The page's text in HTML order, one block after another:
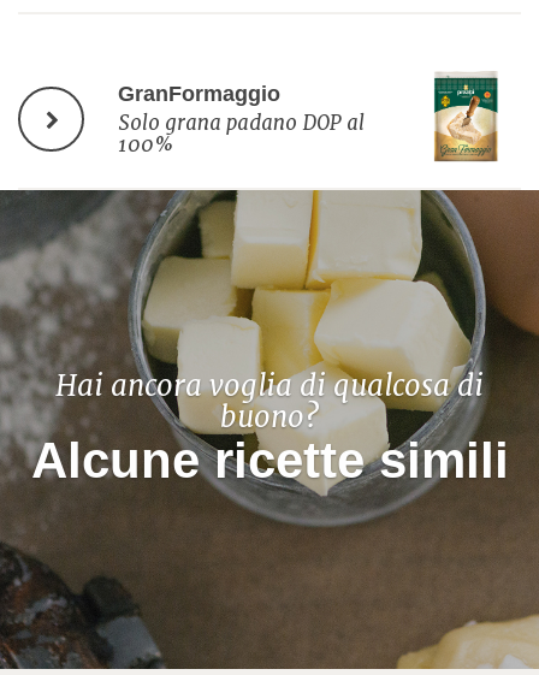
GranFormaggio
Solo grana padano DOP al
100%
Hai ancora voglia di qualcosa di
buono?
Alcune ricette simili